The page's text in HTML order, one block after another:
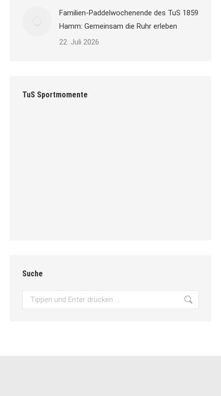
Familien-Paddelwochenende des TuS 1859
Hamm: Gemeinsam die Ruhr erleben
22. Juli 2026
TuS Sportmomente
Suche
Search: